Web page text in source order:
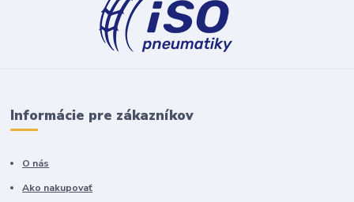
Informácie pre zákazníkov
O nás
Ako nakupovať